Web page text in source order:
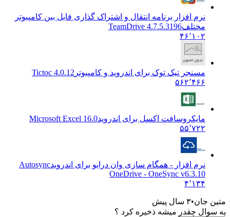
نرم افزار برنامه انتقال و اشتراک گذاری فایل بین کامپیوتر
مختلفTeamDrive 4.7.5.3196
۴۶٬۱۰۲
مسنجر تیک توک برای اندروید و کامپیوترTictoc 4.0.12
۵۶۲٬۴۶۶
مایکروسافت اکسل برای اندروید Microsoft Excel 16.0
۵۵٬۷۲۲
نرم افزار - همگام سازی وان درایو برای اندروید Autosync
OneDrive - OneSync v6.3.10
جان ۳ سال پیش
چقدر میشه ذخیره کرد ؟